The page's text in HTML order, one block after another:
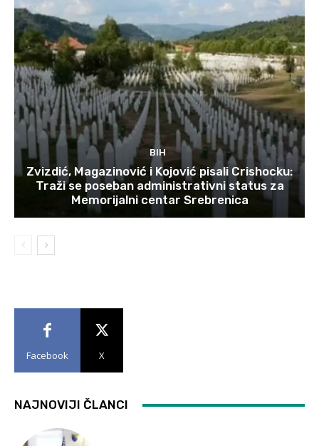
BIH
Zvizdić, Magazinović i Kojović pisali Crishocku:
Traži se poseban administrativni status za
Memorijalni centar Srebrenica
Facebook X
NAJNOVIJI ČLANCI